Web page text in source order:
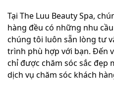
Tại The Luu Beauty Spa,
hàng đều có những nhu
chúng tôi luôn sẵn lòng tư
trình phù hợp với bạn. Đến
chỉ được chăm sóc sắc đẹp
dịch vụ chăm sóc khách